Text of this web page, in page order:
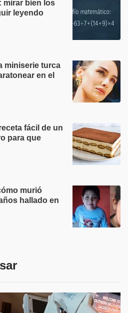
mirar bien los
leyendo
miniserie turca
en el
fácil de un
para que
murió
hallado en